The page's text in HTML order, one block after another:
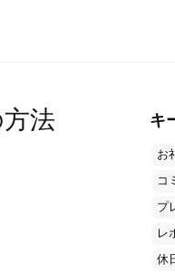
法 キ
お
コ
プ
レ
休